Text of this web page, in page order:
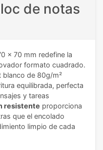
de notas
x 70 mm redefine la
formato cuadrado.
blanco de 80g/m²
equilibrada, perfecta
y tareas
resistente proporciona
que el encolado
limpio de cada